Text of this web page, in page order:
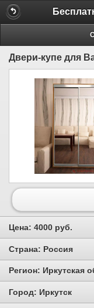
Двери-купе для
Цена: 4000 руб.
Страна: Россия
Регион: Иркутская
Город: Иркутск